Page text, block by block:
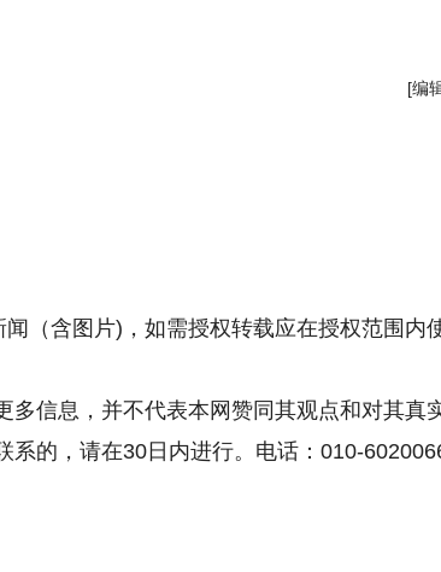
[编
（含图片)，如需授权转载应在授权范围内
信息，并不代表本网赞同其观点和对其真
的，请在30日内进行。电话：010-